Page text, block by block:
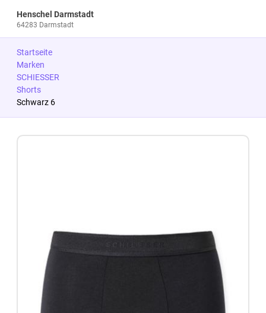
Henschel Darmstadt
64283 Darmstadt
Startseite
Marken
SCHIESSER
Shorts
Schwarz 6